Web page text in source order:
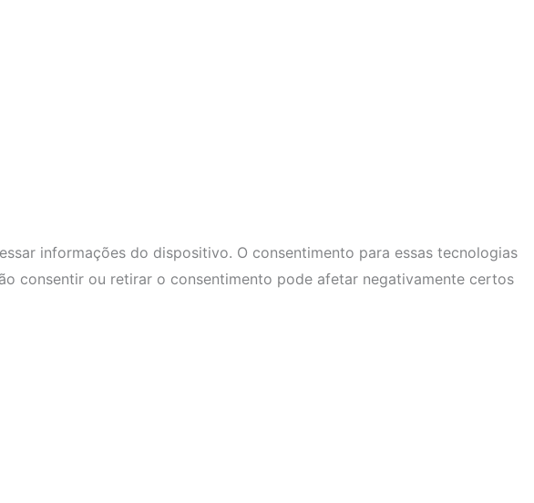
informações do dispositivo. O consentimento para essas tecnologias
consentir ou retirar o consentimento pode afetar negativamente certos